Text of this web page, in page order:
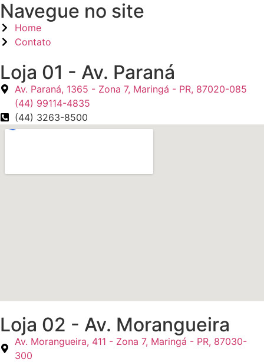
Navegue no site
Home
Contato
Loja 01 - Av. Paraná
Av. Paraná, 1365 - Zona 7, Maringá - PR, 87020-085
(44) 99114-4835
(44) 3263-8500
Loja 02 - Av. Morangueira
Av. Morangueira, 411 - Zona 7, Maringá - PR, 87030-
300